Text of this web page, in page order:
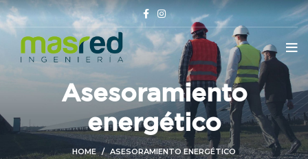
Asesoramiento
energético
HOME ASESORAMIENTO ENERGÉTICO